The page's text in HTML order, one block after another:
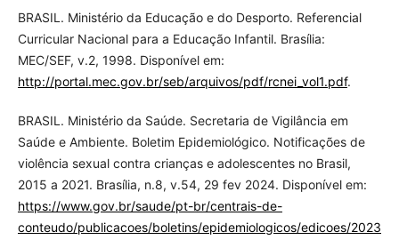
BRASIL. Ministério da Educação e do Desporto. Referencial
Curricular Nacional para a Educação Infantil. Brasília:
MEC/SEF, v.2, 1998. Disponível em:
http://portal.mec.gov.br/seb/arquivos/pdf/rcnei_vol1.pdf.
BRASIL. Ministério da Saúde. Secretaria de Vigilância em
Saúde e Ambiente. Boletim Epidemiológico. Notificações de
violência sexual contra crianças e adolescentes no Brasil,
2015 a 2021. Brasília, n.8, v.54, 29 fev 2024. Disponível em:
https://www.gov.br/saude/pt-br/centrais-de-
conteudo/publicacoes/boletins/epidemiologicos/edicoes/2023/